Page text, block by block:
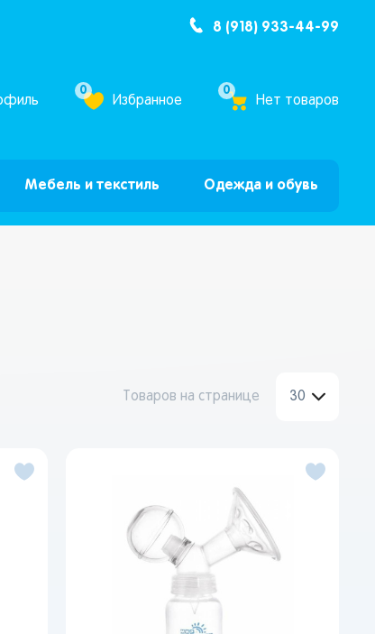
8 (918) 933-44-99
0
Избранное
0
Нет товаров
Мебель и текстиль Одежда и обувь
Товаров на странице 30